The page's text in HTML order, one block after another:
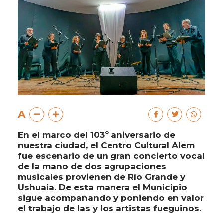
A
En el marco del 103º aniversario de
nuestra ciudad, el Centro Cultural Alem
fue escenario de un gran concierto vocal
de la mano de dos agrupaciones
musicales provienen de Río Grande y
Ushuaia. De esta manera el Municipio
sigue acompañando y poniendo en valor
el trabajo de las y los artistas fueguinos.